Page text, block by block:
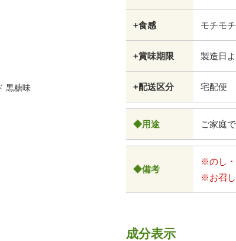
黒糖味
+食感 モチモチ
+賞味期限 製造日
+配送区分 宅配便
◆用途 ご家庭
◆備考
※のし・
※お召し
成分表示